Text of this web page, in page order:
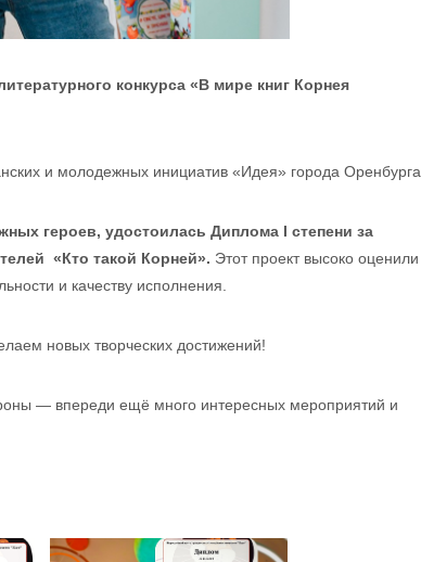
конкурса «В мире книг Корнея
и молодежных инициатив «Идея» города Оренбурга.
героев, удостоилась Диплома I степени за
«Кто такой Корней». Этот проект высоко оценили
и качеству исполнения.
новых творческих достижений!
— впереди ещё много интересных мероприятий и